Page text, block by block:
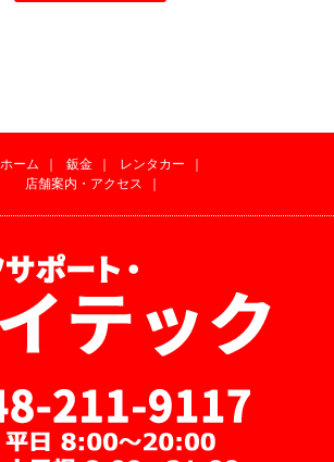
ホーム ｜ 鈑金 ｜ レンタカー
｜
店舗案内・アクセス
｜